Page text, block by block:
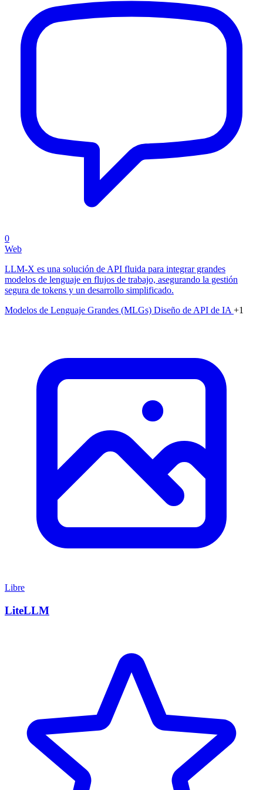
0
Web
LLM-X es una solución de API fluida para integrar grandes
modelos de lenguaje en flujos de trabajo, asegurando la gestión
segura de tokens y un desarrollo simplificado.
Modelos de Lenguaje Grandes (MLGs) Diseño de API de IA +1
Libre
LiteLLM